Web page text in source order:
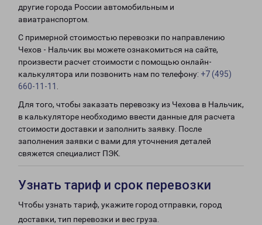
другие города России автомобильным и
авиатранспортом.
С примерной стоимостью перевозки по направлению
Чехов - Нальчик вы можете ознакомиться на сайте,
произвести расчет стоимости с помощью онлайн-
калькулятора или позвонить нам по телефону: +7 (495)
660-11-11
Для того, чтобы заказать перевозку из Чехова в Нальчик,
в калькуляторе необходимо ввести данные для расчета
стоимости доставки и заполнить заявку. После
заполнения заявки с вами для уточнения деталей
свяжется специалист ПЭК.
Узнать тариф и срок перевозки
Чтобы узнать тариф, укажите город отправки, город
доставки, тип перевозки и вес груза.